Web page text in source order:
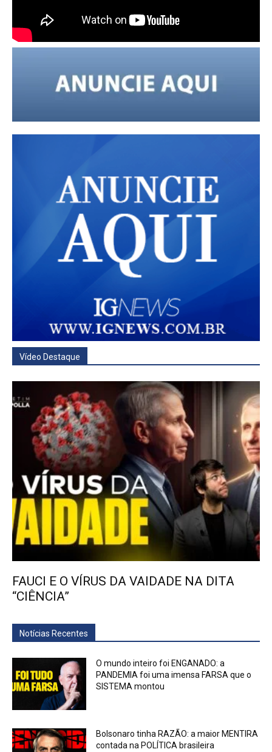
Vídeo Destaque
FAUCI E O VÍRUS DA VAIDADE NA DITA
“CIÊNCIA”
Notícias Recentes
O mundo inteiro foi ENGANADO: a
PANDEMIA foi uma imensa FARSA que o
SISTEMA montou
Bolsonaro tinha RAZÃO: a maior MENTIRA
contada na POLÍTICA brasileira